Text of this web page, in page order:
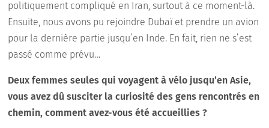
politiquement compliqué en Iran, surtout à ce moment-là.
Ensuite, nous avons pu rejoindre Dubaï et prendre un avion
pour la dernière partie jusqu’en Inde. En fait, rien ne s’est
passé comme prévu…
Deux femmes seules qui voyagent à vélo jusqu’en Asie,
vous avez dû susciter la curiosité des gens rencontrés en
chemin, comment avez-vous été accueillies ?